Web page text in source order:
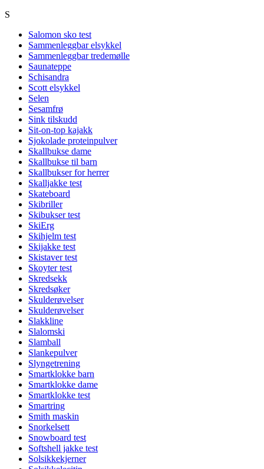
S
Salomon sko test
Sammenleggbar elsykkel
Sammenleggbar tredemølle
Saunateppe
Schisandra
Scott elsykkel
Selen
Sesamfrø
Sink tilskudd
Sit-on-top kajakk
Sjokolade proteinpulver
Skallbukse dame
Skallbukse til barn
Skallbukser for herrer
Skalljakke test
Skateboard
Skibriller
Skibukser test
SkiErg
Skihjelm test
Skijakke test
Skistaver test
Skoyter test
Skredsekk
Skredsøker
Skulderøvelser
Skulderøvelser
Slakkline
Slalomski
Slamball
Slankepulver
Slyngetrening
Smartklokke barn
Smartklokke dame
Smartklokke test
Smartring
Smith maskin
Snorkelsett
Snowboard test
Softshell jakke test
Solsikkekjerner